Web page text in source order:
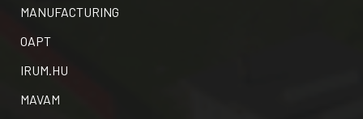
MANUFACTURING
OAPT
IRUM.HU
MAVAM